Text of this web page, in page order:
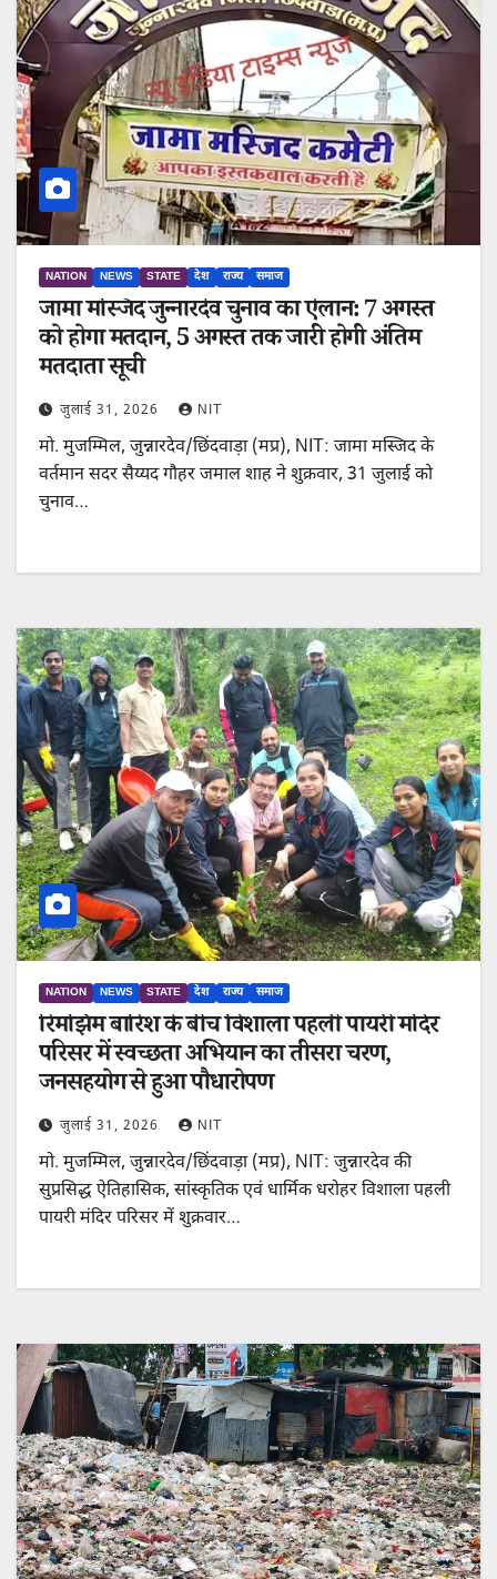
NATION NEWS STATE देश राज्य समाज
जामा मस्जिद जुन्नारदेव चुनाव का ऐलान: 7 अगस्त
को होगा मतदान, 5 अगस्त तक जारी होगी अंतिम
मतदाता सूची
जुलाई 31, 2026 NIT
मो. मुजम्मिल, जुन्नारदेव/छिंदवाड़ा (मप्र), NIT: जामा मस्जिद के
वर्तमान सदर सैय्यद गौहर जमाल शाह ने शुक्रवार, 31 जुलाई को
चुनाव…
NATION NEWS STATE देश राज्य समाज
रिमझिम बारिश के बीच विशाला पहली पायरी मंदिर
परिसर में स्वच्छता अभियान का तीसरा चरण,
जनसहयोग से हुआ पौधारोपण
जुलाई 31, 2026 NIT
मो. मुजम्मिल, जुन्नारदेव/छिंदवाड़ा (मप्र), NIT: जुन्नारदेव की
सुप्रसिद्ध ऐतिहासिक, सांस्कृतिक एवं धार्मिक धरोहर विशाला पहली
पायरी मंदिर परिसर में शुक्रवार…